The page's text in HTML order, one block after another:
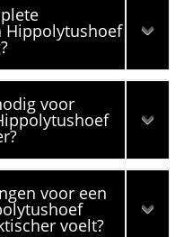
Hippolytushoef
voor
voor een
voelt?